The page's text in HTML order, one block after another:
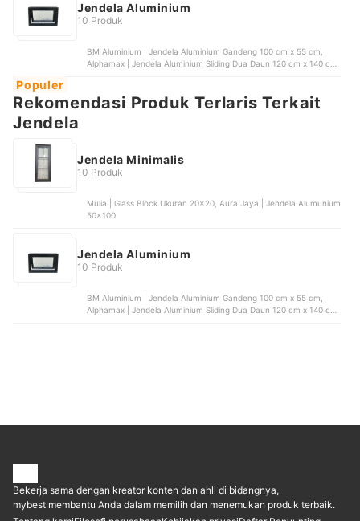
Jendela Aluminium
10 Produk
BM Aluminium | Jendela Aluminium Gandeng 100 cm x 55 cm,
Alphamax | Jendela Aluminium Sliding Dua Daun 120 cm x 140 cm
Populer
Rekomendasi Produk Terlaris Terkait
Jendela
Jendela Minimalis
10 Produk
Mulia | Glass Block Ukuran 20x20, Aura Jaya | Jendela Alumunium
50x100
Jendela Aluminium
10 Produk
BM Aluminium | Jendela Aluminium Gandeng 100 cm x 55 cm,
Alphamax | Jendela Aluminium Sliding Dua Daun 120 cm x 140 cm
Bekerja sama dengan kreator konten dan ahli di bidangnya,
mybest membantu Anda dalam memilih dan menemukan produk terbaik.